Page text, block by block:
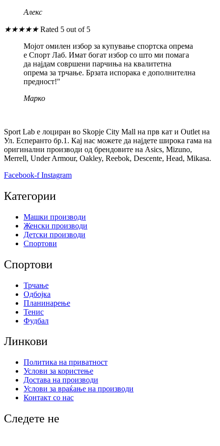
Алекс
★★★★★ Rated 5 out of 5
Мојот омилен избор за купување спортска опрема
е Спорт Лаб. Имат богат избор со што ми помага
да најдам совршени парчиња на квалитетна
опрема за трчање. Брзата испорака е дополнителна
предност!"
Марко
Sport Lab е лоциран во Skopje City Mall на прв кат и Outlet на
Ул. Есперанто бр.1. Кај нас можете да најдете широка гама на
оригинални производи од брендовите на Asics, Mizuno,
Merrell, Under Armour, Oakley, Reebok, Descente, Head, Mikasa.
Facebook-f Instagram
Категории
Машки производи
Женски производи
Детски производи
Спортови
Спортови
Трчање
Одбојка
Планинарење
Тенис
Фудбал
Линкови
Политика на приватност
Услови за користење
Достава на производи
Услови за враќање на производи
Контакт со нас
Следете не